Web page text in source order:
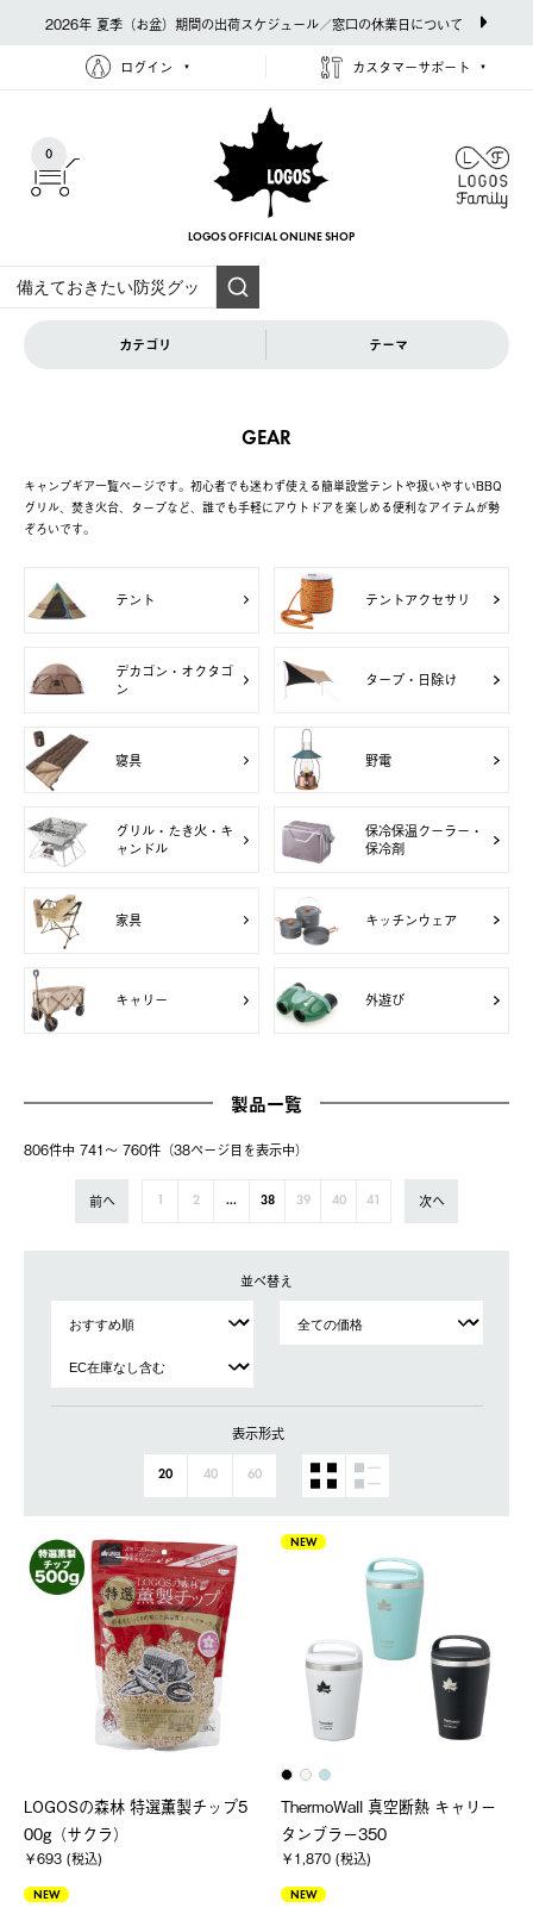
2026年 夏季（お盆）期間の出荷スケジュール／窓口の休業日について
ログイン カスタマーサポート
0
LOGOS OFFICIAL ONLINE SHOP
カテゴリ テーマ
GEAR
キャンプギア一覧ページです。初心者でも迷わず使える簡単設営テントや扱いやすいBBQ
グリル、焚き火台、タープなど、誰でも手軽にアウトドアを楽しめる便利なアイテムが勢
ぞろいです。
テント テントアクセサリ
デカゴン・オクタゴ
ン
タープ・日除け
寝具 野電
グリル・たき火・キ
ャンドル
保冷保温クーラー・
保冷剤
家具 キッチンウェア
キャリー 外遊び
製品一覧
806件中 741〜 760件（38ページ⽬を表⽰中）
前へ 2 ... 38 39 40 41 次へ
並べ替え
表示形式
20 40 60
LOGOSの森林 特選薫製チップ5
00g（サクラ）
￥693 (税込)
NEW
ThermoWall 真空断熱 キャリー
タンブラー350
￥1,870 (税込)
NEW NEW